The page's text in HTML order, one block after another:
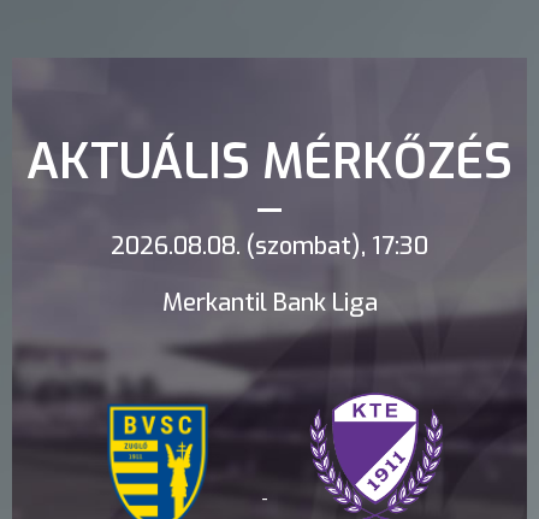
AKTUÁLIS MÉRKŐZÉS
2026.08.08. (szombat), 17:30
Merkantil Bank Liga
-